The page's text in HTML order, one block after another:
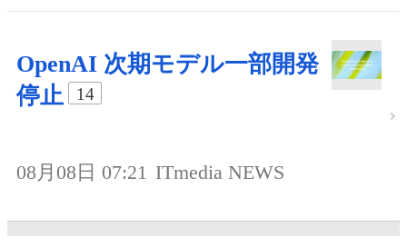
OpenAI 次期モデル一部開発
停止
14
08月08日 07:21 ITmedia NEWS